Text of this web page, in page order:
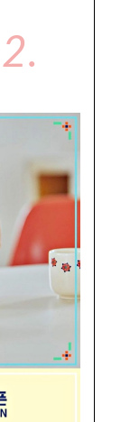
2.